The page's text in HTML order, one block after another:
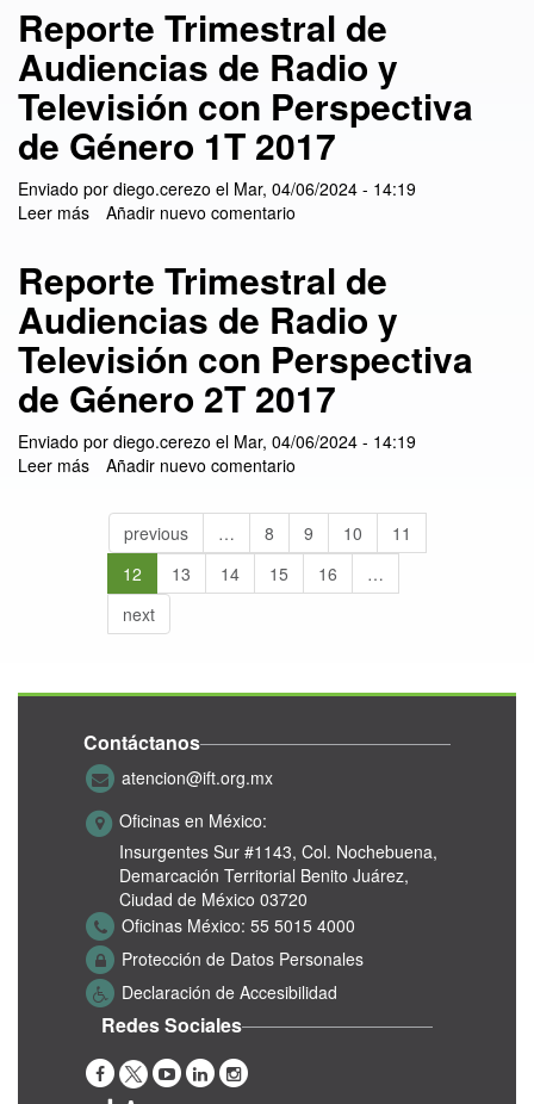
Reporte Trimestral de
Audiencias de Radio y
Televisión con Perspectiva
de Género 1T 2017
Enviado por diego.cerezo el Mar, 04/06/2024 - 14:19
Leer más sobre Reporte Trimestral de Audiencias de Radio y
Añadir nuevo comentario
Reporte Trimestral de
Audiencias de Radio y
Televisión con Perspectiva
de Género 2T 2017
Enviado por diego.cerezo el Mar, 04/06/2024 - 14:19
Leer más sobre Reporte Trimestral de Audiencias de Radio y
Añadir nuevo comentario
previous … 8 9 10
11
12
13 14 15 16
…
next
Contáctanos
atencion@ift.org.mx
Oficinas en México:
Insurgentes Sur #1143, Col. Nochebuena,
Demarcación Territorial Benito Juárez,
Ciudad de México 03720
Oficinas México: 55 5015 4000
Protección de Datos Personales
Declaración de Accesibilidad
Redes Sociales